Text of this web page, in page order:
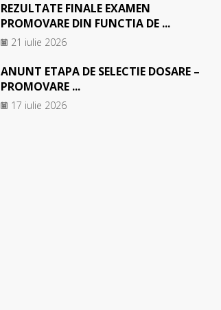
REZULTATE FINALE EXAMEN
PROMOVARE DIN FUNCTIA DE ...
21 iulie 2026
ANUNT ETAPA DE SELECTIE DOSARE –
PROMOVARE ...
17 iulie 2026